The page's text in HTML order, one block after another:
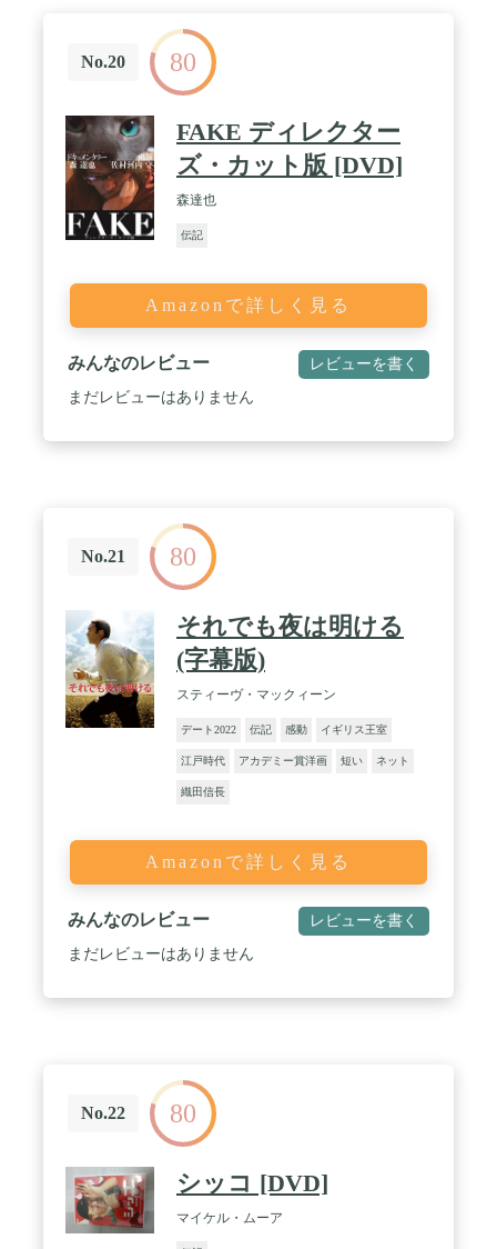
No.20 80
FAKE ディレクター
ズ・カット版 [DVD]
森達也
伝記
Amazonで詳しく見る
みんなのレビュー レビューを書く
まだレビューはありません
No.21 80
それでも夜は明ける
(字幕版)
スティーヴ・マックィーン
デート2022 伝記 感動 イギリス王室
江戸時代 アカデミー賞洋画 短い ネット
織田信長
Amazonで詳しく見る
みんなのレビュー レビューを書く
まだレビューはありません
No.22 80
シッコ [DVD]
マイケル・ムーア